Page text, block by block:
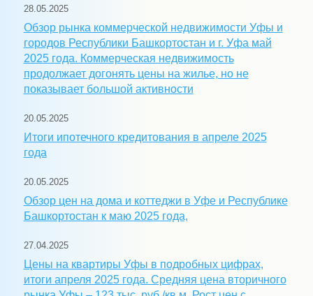
28.05.2025
Обзор рынка коммерческой недвижимости Уфы и
городов Республики Башкортостан и г. Уфа май
2025 года. Коммерческая недвижимость
продолжает догонять цены на жилье, но не
показывает большой активности
20.05.2025
Итоги ипотечного кредитования в апреле 2025
года
20.05.2025
Обзор цен на дома и коттеджи в Уфе и Республике
Башкортостан к маю 2025 года,
27.04.2025
Цены на квартиры Уфы в подробных цифрах,
итоги апреля 2025 года. Средняя цена вторичного